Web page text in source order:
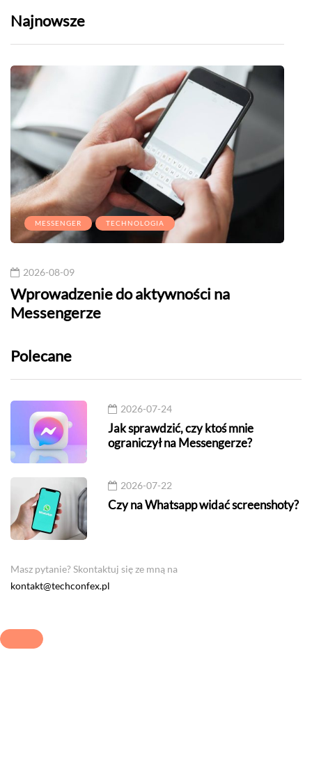
Najnowsze
MESSENGER TECHNOLOGIA
2026-08-09
Wprowadzenie do aktywności na
Messengerze
Polecane
2026-07-24
Jak sprawdzić, czy ktoś mnie
ograniczył na Messengerze?
2026-07-22
Czy na Whatsapp widać screenshoty?
Masz pytanie? Skontaktuj się ze mną na
kontakt@techconfex.pl